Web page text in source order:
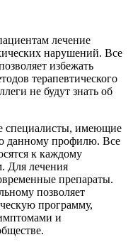
лечение
нарушений. Все
избежать
терапевтического
не будут знать об
специалисты, имеющие
данному профилю. Все
к каждому
Для лечения
препараты.
позволяет
программу,
и